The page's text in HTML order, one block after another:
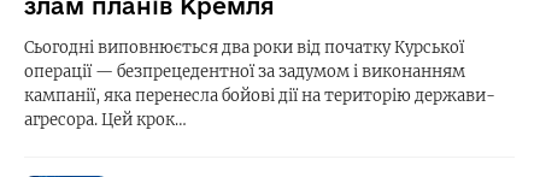
злам планів Кремля
Сьогодні виповнюється два роки від початку Курської
операції — безпрецедентної за задумом і виконанням
кампанії, яка перенесла бойові дії на територію держави-
агресора. Цей крок…